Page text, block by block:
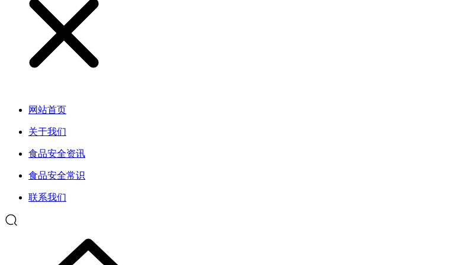
网站首页
关于我们
食品安全资讯
食品安全常识
联系我们